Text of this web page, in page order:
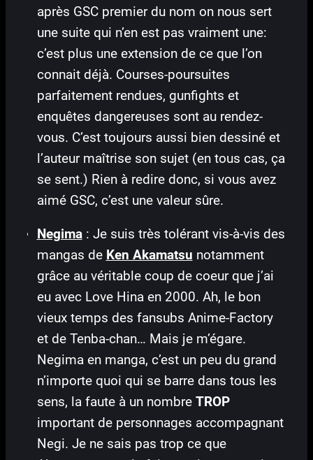
après GSC premier du nom on nous sert
une suite qui n’en est pas vraiment une:
c’est plus une extension de ce que l’on
connait déjà. Courses-poursuites
parfaitement rendues, gunfights et
enquêtes dangereuses sont au rendez-
vous. C’est toujours aussi bien dessiné et
l’auteur maîtrise son sujet (en tous cas, ça
se sent.) Rien à redire donc, si vous avez
aimé GSC, c’est une valeur sûre.
Negima: Je suis très tolérant vis-à-vis des
mangas de Ken Akamatsu notamment
grâce au véritable coup de coeur que j’ai
eu avec Love Hina en 2000. Ah, le bon
vieux temps des fansubs Anime-Factory
et de Tenba-chan… Mais je m’égare.
Negima en manga, c’est un peu du grand
n’importe quoi qui se barre dans tous les
sens, la faute à un nombre TROP
important de personnages accompagnant
Negi. Je ne sais pas trop ce que